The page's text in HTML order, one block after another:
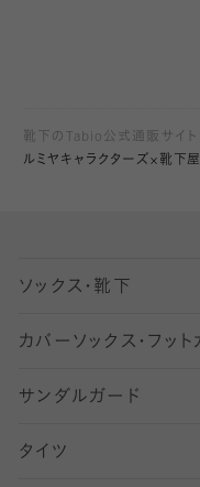
靴下のTabio公式通販サイト
ルミヤキャラクターズ×靴下
ソックス・靴下
五本指ソックス・
足袋ソックス・靴下
無地・プレーンソッ
カバーソックス・フット
フットカバー・カバ
フットカバー・カバ
サンダルガード
タイツ